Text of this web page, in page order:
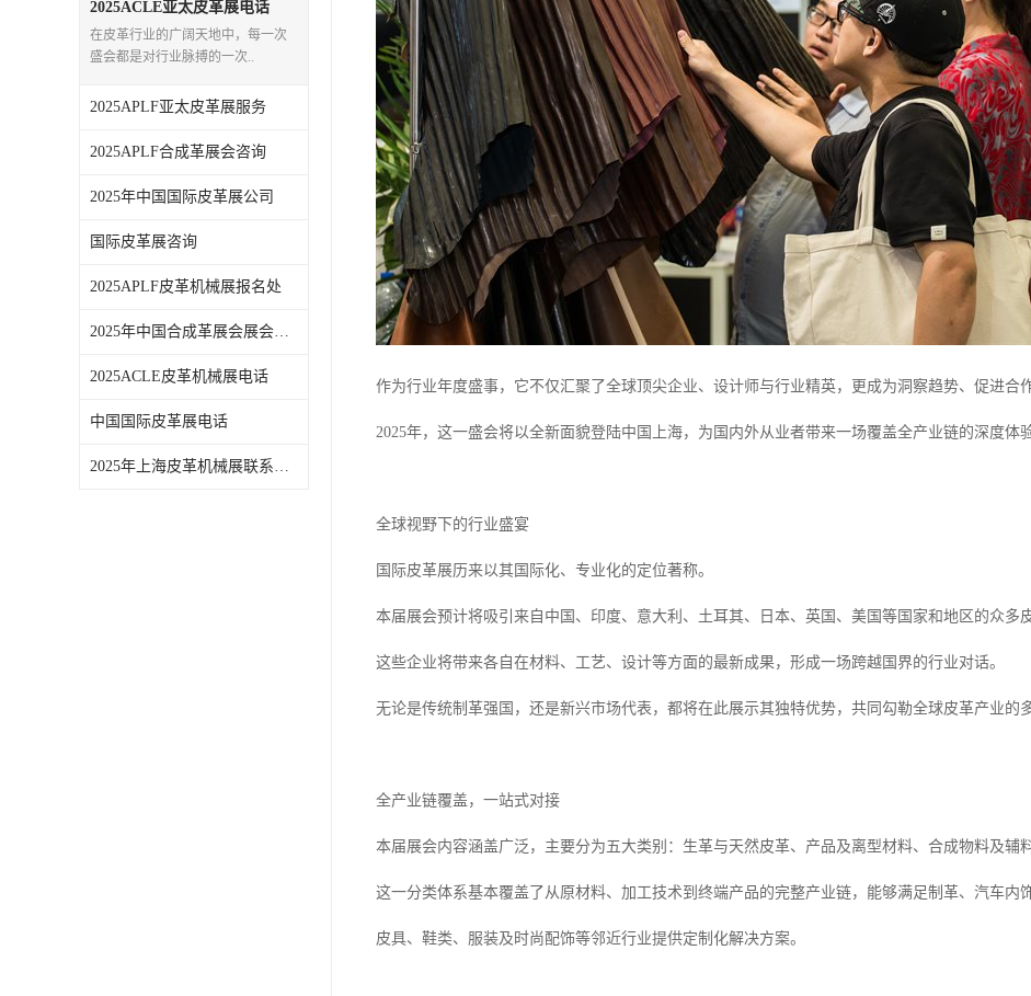
2025ACLE亚太皮革展电话
在皮革行业的广阔天地中，每一次
盛会都是对行业脉搏的一次..
2025APLF亚太皮革展服务
2025APLF合成革展会咨询
2025年中国国际皮革展公司
国际皮革展咨询
2025APLF皮革机械展报名处
2025年中国合成革展会展会时间
2025ACLE皮革机械展电话
中国国际皮革展电话
2025年上海皮革机械展联系方式
作为行业年度盛事，它不仅汇聚了全球顶尖企业、设计师与行业精英，更成为洞察趋势、促进合
2025年，这一盛会将以全新面貌登陆中国上海，为国内外从业者带来一场覆盖全产业链的深度体验
全球视野下的行业盛宴
国际皮革展历来以其国际化、专业化的定位著称。
本届展会预计将吸引来自中国、印度、意大利、土耳其、日本、英国、美国等国家和地区的众多
这些企业将带来各自在材料、工艺、设计等方面的最新成果，形成一场跨越国界的行业对话。
无论是传统制革强国，还是新兴市场代表，都将在此展示其独特优势，共同勾勒全球皮革产业的
全产业链覆盖，一站式对接
本届展会内容涵盖广泛，主要分为五大类别：生革与天然皮革、产品及离型材料、合成物料及辅
这一分类体系基本覆盖了从原材料、加工技术到终端产品的完整产业链，能够满足制革、汽车内
皮具、鞋类、服装及时尚配饰等邻近行业提供定制化解决方案。